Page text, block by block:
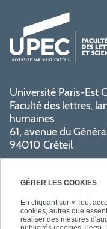
GÉRER LES COOKIES
En cliquant sur « Tout
cookies, autres que
réaliser des mesures
Université Paris-Est
Faculté des lettres,
humaines
61, avenue du
94010 Créteil
PRATIQUE